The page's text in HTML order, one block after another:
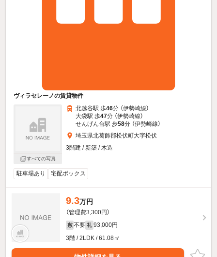
ヴィラセレーノの賃貸物件
すべての写真
北越谷駅 歩46分 （伊勢崎線）
大袋駅 歩47分 （伊勢崎線）
せんげん台駅 歩58分 （伊勢崎線）
埼玉県北葛飾郡松伏町大字松伏
3階建 / 新築 / 木造
駐車場あり 宅配ボックス
9.3万円
（管理費3,300円）
敷 不要 礼 93,000円
3階 / 2LDK / 61.08㎡